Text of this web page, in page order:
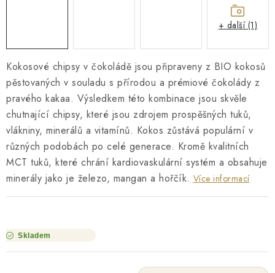
Kokosové chipsy v čokoládě jsou připraveny z BIO kokosů
pěstovaných v souladu s přírodou a prémiové čokolády z
pravého kakaa. Výsledkem této kombinace jsou skvěle
chutnající chipsy, které jsou zdrojem prospěšných tuků,
vlákniny, minerálů a vitamínů. Kokos zůstává populární v
různých podobách po celé generace. Kromě kvalitních
MCT tuků, které chrání kardiovaskulární systém a obsahuje
minerály jako je železo, mangan a hořčík. Více informací
Skladem
+ další (1)